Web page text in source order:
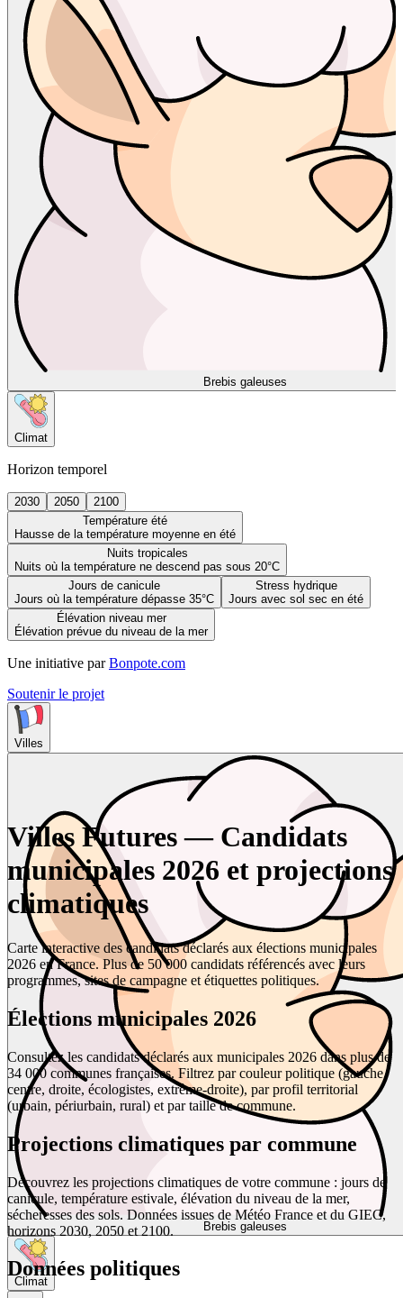
Brebis galeuses
Climat
Horizon temporel
2030 2050
2100
Température été
Hausse de la température moyenne en été
Nuits tropicales
Nuits où la température ne descend pas sous 20°C
Jours de canicule
Jours où la température dépasse 35°C
Stress hydrique
Jours avec sol sec en été
Élévation niveau mer
Élévation prévue du niveau de la mer
Une initiative par Bonpote.com
Soutenir le projet
Villes
Brebis galeuses
Climat
Villes Futures — Candidats
municipales 2026 et projections
climatiques
Carte interactive des candidats déclarés aux élections municipales
2026 en France. Plus de 50 000 candidats référencés avec leurs
programmes, sites de campagne et étiquettes politiques.
Élections municipales 2026
Consultez les candidats déclarés aux municipales 2026 dans plus de
34 000 communes françaises. Filtrez par couleur politique (gauche,
centre, droite, écologistes, extrême-droite), par profil territorial
(urbain, périurbain, rural) et par taille de commune.
Projections climatiques par commune
Découvrez les projections climatiques de votre commune : jours de
canicule, température estivale, élévation du niveau de la mer,
sécheresses des sols. Données issues de Météo France et du GIEC,
horizons 2030, 2050 et 2100.
Données politiques